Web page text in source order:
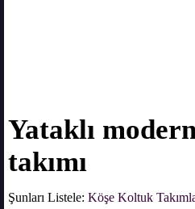
Yataklı
takımı
Şunları Listele: Köşe Koltuk